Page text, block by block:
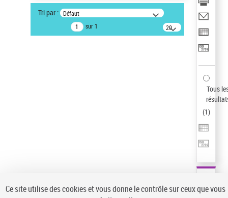
Type de notice d'autorité
Tri par : Défaut
sur 1
20
résultats/page
Tous
(1)
Ce site utilise des cookies et vous donne le contrôle sur ceux que vous